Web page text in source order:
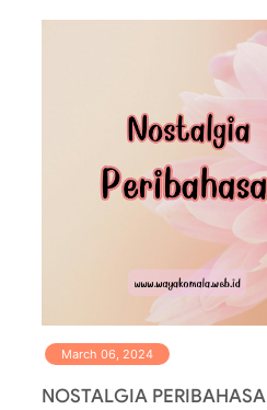
March 06, 2024
NOSTALGIA PERIBAHASA